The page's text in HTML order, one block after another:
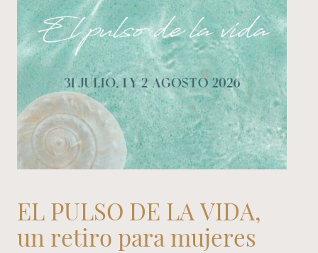
EL PULSO DE LA VIDA,
un retiro para mujeres